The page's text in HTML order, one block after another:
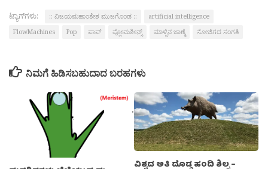
ಟ್ಯಾಗ್‌ಗಳು: :: ವಿಜಯಮಹಾಂತೇಶ ಮುಜಗೊಂಡ ::
artificial intelligence
FlowMachines
Pop ಪಾಪ್ ಪ್ಲೋಮಶೀನ್ಸ್ ಮಾಳ್ಪಿನ ಜಾಣ್ಮೆ ಸೋಜಿಗದ ಸಂಗತಿ
ನಿಮಗೆ ಹಿಡಿಸಬಹುದಾದ ಬರಹಗಳು
ವಿಶ್ವದ ಅತಿ ದೊಡ್ಡ ಹಂದಿ ಶಿಲ್ಪ –